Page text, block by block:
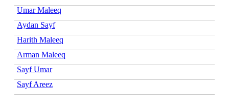
Umar Maleeq
Aydan Sayf
Harith Maleeq
Arman Maleeq
Sayf Umar
Sayf Areez